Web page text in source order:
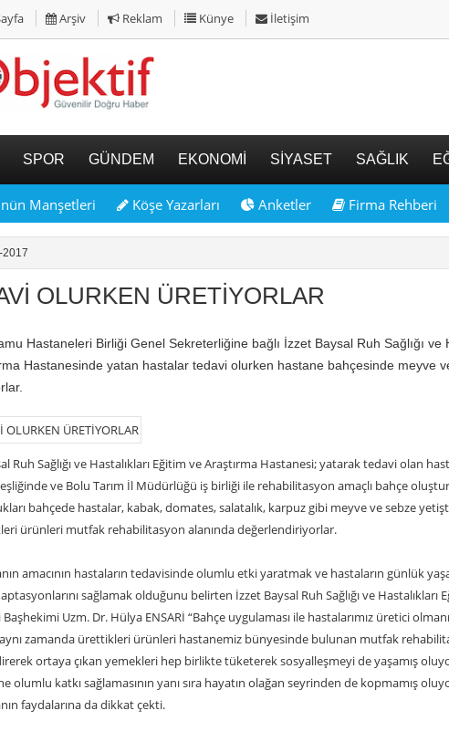
Arşiv Reklam Künye İletişim
SPOR GÜNDEM EKONOMİ SİYASET SAĞLIK
Manşetleri Köşe Yazarları Anketler Firma Rehberi
2017
OLURKEN ÜRETİYORLAR
Hastaneleri Birliği Genel Sekreterliğine bağlı İzzet Baysal Ruh Sağlığı ve
Hastanesinde yatan hastalar tedavi olurken hastane bahçesinde meyve
Ruh Sağlığı ve Hastalıkları Eğitim ve Araştırma Hastanesi; yatarak tedavi olan
ve Bolu Tarım İl Müdürlüğü iş birliği ile rehabilitasyon amaçlı bahçe
bahçede hastalar, kabak, domates, salatalık, karpuz gibi meyve ve sebze
ürünleri mutfak rehabilitasyon alanında değerlendiriyorlar.
amacının hastaların tedavisinde olumlu etki yaratmak ve hastaların günlük
sağlamak olduğunu belirten İzzet Baysal Ruh Sağlığı ve Hastalıkları
Uzm. Dr. Hülya ENSARİ “Bahçe uygulaması ile hastalarımız üretici
zamanda ürettikleri ürünleri hastanemiz bünyesinde bulunan mutfak
ortaya çıkan yemekleri hep birlikte tüketerek sosyalleşmeyi de yaşamış
olumlu katkı sağlamasının yanı sıra hayatın olağan seyrinden de kopmamış
faydalarına da dikkat çekti.